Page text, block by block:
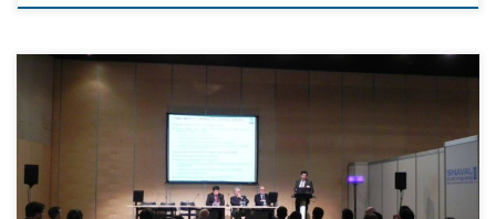
promoviendo e impulsando la realización de una comida,
organizada originariamente por el colegiado D. Guillermo Avanzini
Garcia, y que se celebra los segundos martes de cada mes. Esta